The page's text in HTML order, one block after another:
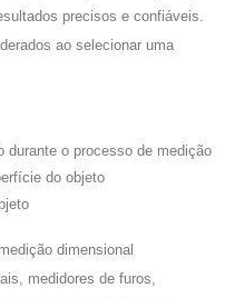
precisos e confiáveis.
ao selecionar uma
durante o processo de medição
do objeto
dimensional
medidores de furos,